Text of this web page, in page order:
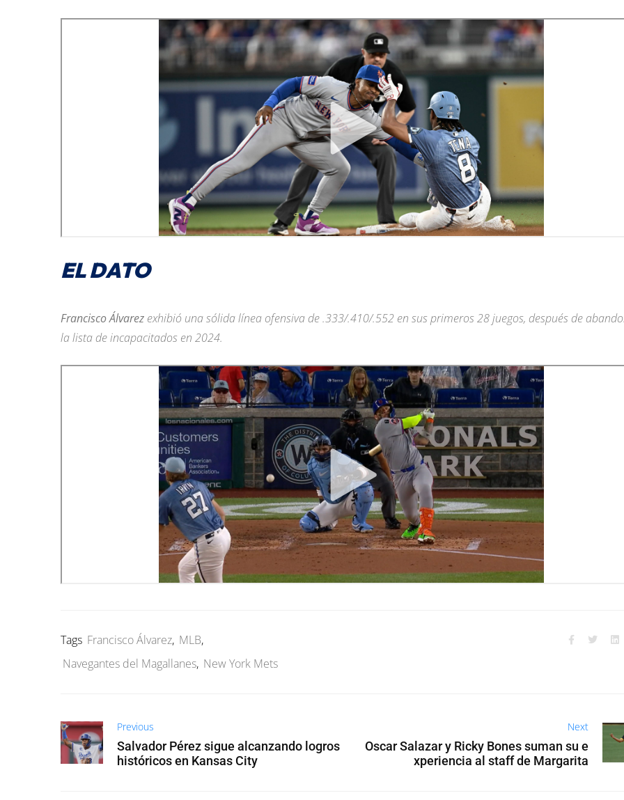
EL DATO
Francisco Álvarez exhibió una sólida línea ofensiva de .333/.410/.552 en sus primeros 28 juegos, después de
la lista de incapacitados en 2024.
Tags Francisco Álvarez, MLB,
Navegantes del Magallanes, New York Mets
Previous
Salvador Pérez sigue alcanzando logros
históricos en Kansas City
Next
Oscar Salazar y Ricky Bones suman su e
xperiencia al staff de Margarita